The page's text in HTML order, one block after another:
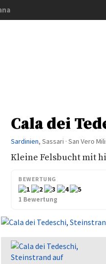
Cala dei
Sardinien, Sassari · San Vero
Kleine Felsbucht mit
BEWERTUNG
1 Bewertung